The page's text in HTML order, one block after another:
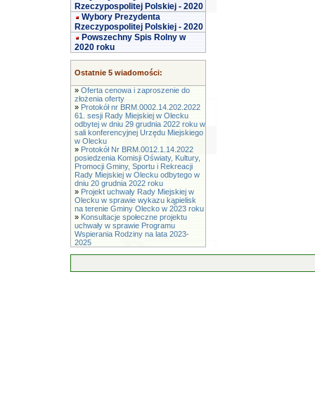
Rzeczypospolitej Polskiej - 2020
Wybory Prezydenta
Rzeczypospolitej Polskiej - 2020
Powszechny Spis Rolny w
2020 roku
Ostatnie 5 wiadomości:
» Oferta cenowa i zaproszenie do
złożenia oferty
» Protokół nr BRM.0002.14.202.2022
61. sesji Rady Miejskiej w Olecku
odbytej w dniu 29 grudnia 2022 roku w
sali konferencyjnej Urzędu Miejskiego
w Olecku
» Protokół Nr BRM.0012.1.14.2022
posiedzenia Komisji Oświaty, Kultury,
Promocji Gminy, Sportu i Rekreacji
Rady Miejskiej w Olecku odbytego w
dniu 20 grudnia 2022 roku
» Projekt uchwały Rady Miejskiej w
Olecku w sprawie wykazu kąpielisk
na terenie Gminy Olecko w 2023 roku
» Konsultacje społeczne projektu
uchwały w sprawie Programu
Wspierania Rodziny na lata 2023-
2025